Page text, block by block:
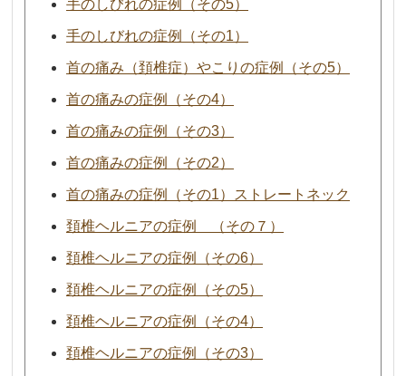
手のしびれの症例（その5）
手のしびれの症例（その1）
首の痛み（頚椎症）やこりの症例（その5）
首の痛みの症例（その4）
首の痛みの症例（その3）
首の痛みの症例（その2）
首の痛みの症例（その1）ストレートネック
頚椎ヘルニアの症例 （その７）
頚椎ヘルニアの症例（その6）
頚椎ヘルニアの症例（その5）
頚椎ヘルニアの症例（その4）
頚椎ヘルニアの症例（その3）